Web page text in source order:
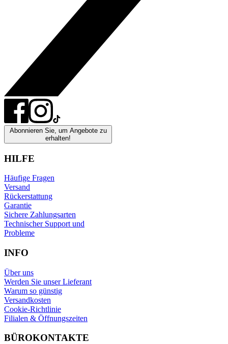
Abonnieren Sie, um Angebote zu
erhalten!
HILFE
Häufige Fragen
Versand
Rückerstattung
Garantie
Sichere Zahlungsarten
Technischer Support und
Probleme
INFO
Über uns
Werden Sie unser Lieferant
Warum so günstig
Versandkosten
Cookie-Richtlinie
Filialen & Öffnungszeiten
BÜROKONTAKTE